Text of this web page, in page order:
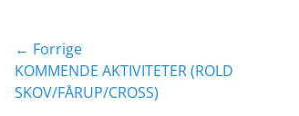
Indlægsnavigation
← Forrige
Forrige
indlæg:
KOMMENDE AKTIVITETER (ROLD
SKOV/FÅRUP/CROSS)